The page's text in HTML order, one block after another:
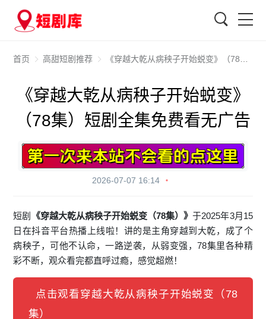
首页 高甜短剧推荐 《穿越大乾从病秧子开始蜕变》（78集）短剧全集免费看无广告
《穿越大乾从病秧子开始蜕变》
（78集）短剧全集免费看无广告
2026-07-07 16:14
短剧 《穿越大乾从病秧子开始蜕变（78集）》于2025年3月15
日在抖音平台热播上线啦！讲的是主角穿越到大乾，成了个
病秧子，可他不认命，一路逆袭，从弱变强，78集里各种精
彩不断，观众看完都直呼过瘾，感觉超燃！
点击观看穿越大乾从病秧子开始蜕变（78
集）